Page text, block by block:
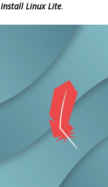
Install Linux Lite.